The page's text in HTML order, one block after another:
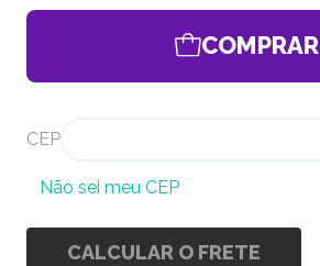
COMPRAR
CEP
Não sei meu CEP
CALCULAR O FRETE